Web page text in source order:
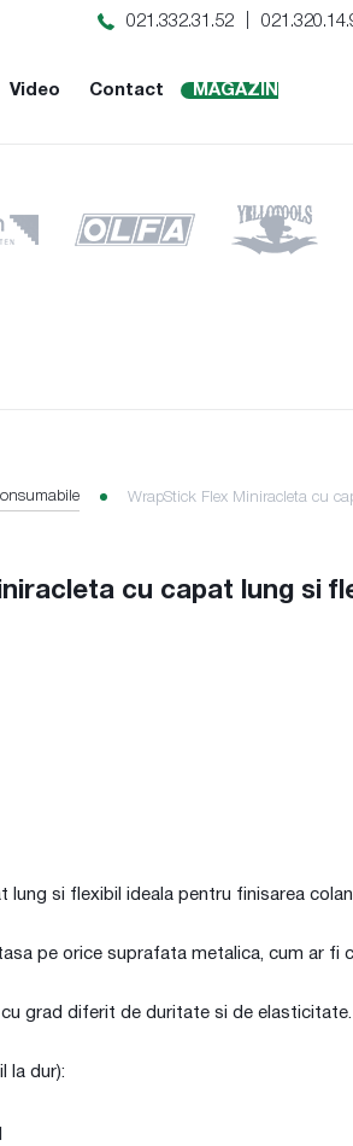
021.332.31.52
Video Contact
MAGAZIN
WrapStick Flex Miniracleta cu
cu capat lung si
si flexibil ideala pentru finisarea
pe orice suprafata metalica, cum ar fi
grad diferit de duritate si de elasticitate.
la dur):